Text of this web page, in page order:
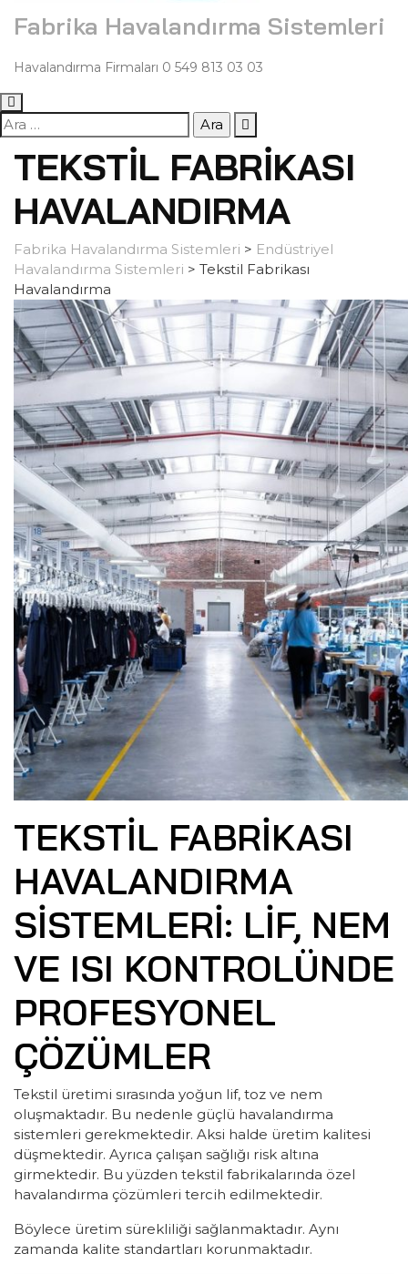
Fabrika Havalandırma Sistemleri
Havalandırma Firmaları 0 549 813 03 03
Arama:
TEKSTIL FABRIKASI
HAVALANDIRMA
Fabrika Havalandırma Sistemleri > Endüstriyel
Havalandırma Sistemleri > Tekstil Fabrikası
Havalandırma
TEKSTIL FABRIKASI
HAVALANDIRMA
SISTEMLERI: LIF, NEM
VE ISI KONTROLÜNDE
PROFESYONEL
ÇÖZÜMLER
Tekstil üretimi sırasında yoğun lif, toz ve nem
oluşmaktadır. Bu nedenle güçlü havalandırma
sistemleri gerekmektedir. Aksi halde üretim kalitesi
düşmektedir. Ayrıca çalışan sağlığı risk altına
girmektedir. Bu yüzden tekstil fabrikalarında özel
havalandırma çözümleri tercih edilmektedir.
Böylece üretim sürekliliği sağlanmaktadır. Aynı
zamanda kalite standartları korunmaktadır.